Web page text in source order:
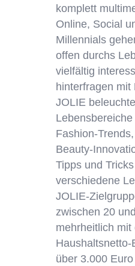
komplett
Online, Social
Millennials
offen durchs
vielfältig
hinterfragen mit
JOLIE
Fashion-
Beauty-
Tipps und
verschiedene
JOLIE-
zwischen 20
mehrheitlich mit
über 3.000